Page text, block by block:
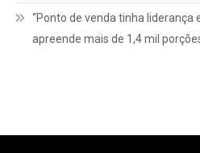
“Ponto de venda tinha liderança
apreende mais de 1,4 mil